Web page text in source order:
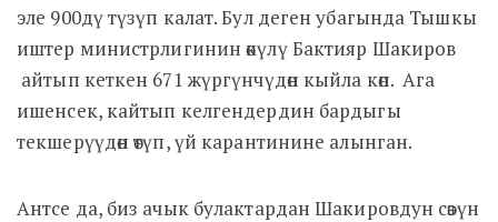
эле 900дү түзүп калат. Бул деген убагында Тышкы
иштер министрлигинин өкүлү Бактияр Шакиров
айтып кеткен 671 жүргүнчүдөн кыйла көп. Ага
ишенсек, кайтып келгендердин бардыгы
текшерүүдөн өтүп, үй карантинине алынган.
Антсе да, биз ачык булактардан Шакировдун сөзүн